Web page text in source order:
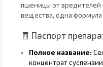
пшеницы от вредителей
вещества, одна
🧾 Паспорт
Полное название:
концентрат суспензии